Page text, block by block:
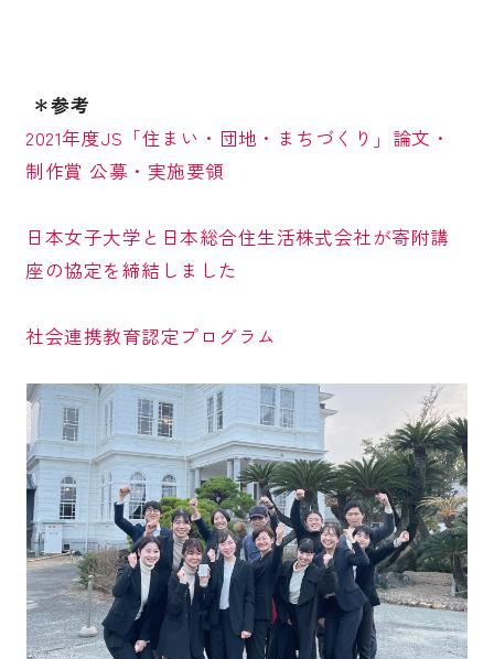
＊参考
2021年度JS「住まい・団地・まちづくり」論文・
制作賞 公募・実施要領
日本女子大学と日本総合住生活株式会社が寄附講
座の協定を締結しました
社会連携教育認定プログラム